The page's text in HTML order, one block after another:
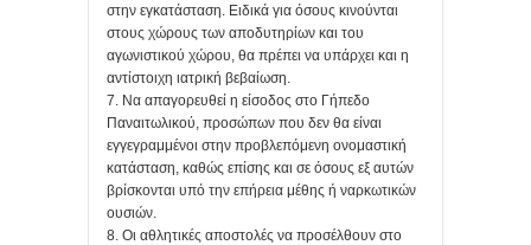
στην εγκατάσταση. Ειδικά για όσους κινούνται
στους χώρους των αποδυτηρίων και του
αγωνιστικού χώρου, θα πρέπει να υπάρχει και η
αντίστοιχη ιατρική βεβαίωση.
7. Να απαγορευθεί η είσοδος στο Γήπεδο
Παναιτωλικού, προσώπων που δεν θα είναι
εγγεγραμμένοι στην προβλεπόμενη ονομαστική
κατάσταση, καθώς επίσης και σε όσους εξ αυτών
βρίσκονται υπό την επήρεια μέθης ή ναρκωτικών
ουσιών.
8. Οι αθλητικές αποστολές να προσέλθουν στο